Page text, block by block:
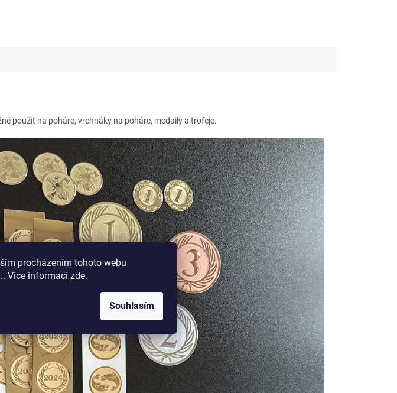
procházením tohoto webu
Více informací zde.
Souhlasím
použiť na poháre, vrchnáky na poháre, medaily a trofeje.